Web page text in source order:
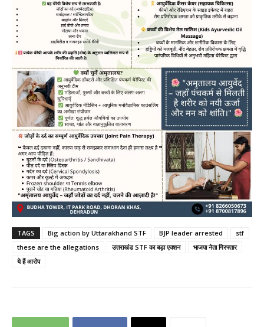
TAGS Big action by Uttarakhand STF BJP leader arrested
stf
these are the allegations
उत्तराखंड STF का बड़ा एक्शन
भाजपा नेता गिरफ्तार
ये हैं आरोप